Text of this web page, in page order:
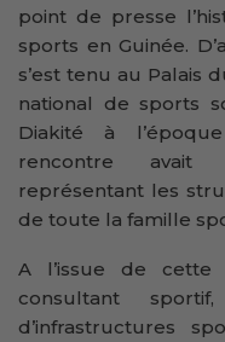
point de presse
sports en Guinée.
s’est tenu au Palais
national de sports
Diakité à
rencontre avait
représentant les
de toute la famille
A l’issue de cette
consultant
d’infrastructures